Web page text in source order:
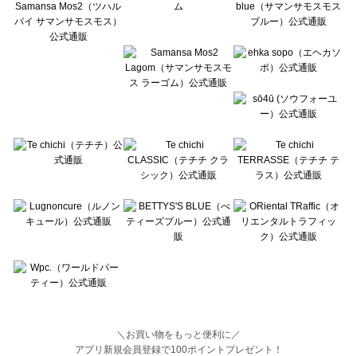
BETTY'S BLUE（べティーズブルー）のシューズ一覧
Wpc.（ワールドパーティー）のシューズ一覧
＼お買い物をもっと便利に／
アプリ新規会員登録で100ポイントプレゼント！